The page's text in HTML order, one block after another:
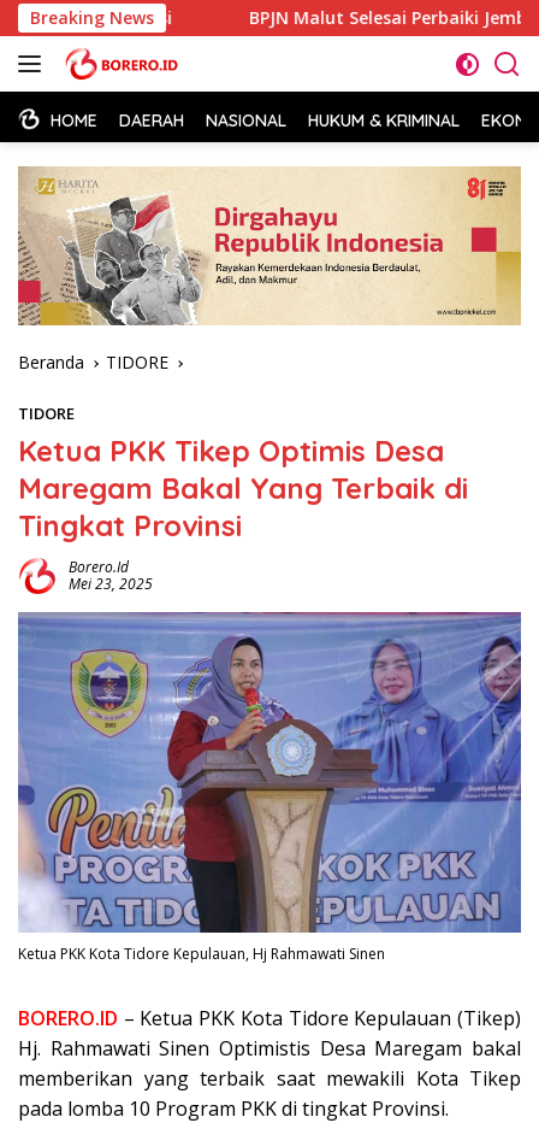
Langsung
ke
konten
Breaking News
Polisi BPJN Malut Selesai Perbaiki Jembatan
HOME DAERAH NASIONAL HUKUM & KRIMINAL
Beranda TIDORE
TIDORE
Ketua PKK Tikep Optimis Desa
Maregam Bakal Yang Terbaik di
Tingkat Provinsi
Borero.id
Mei 23, 2025
Ketua PKK Kota Tidore Kepulauan, Hj Rahmawati Sinen
BORERO.ID – Ketua PKK Kota Tidore Kepulauan (Tikep)
Hj. Rahmawati Sinen Optimistis Desa Maregam bakal
memberikan yang terbaik saat mewakili Kota Tikep
pada lomba 10 Program PKK di tingkat Provinsi.